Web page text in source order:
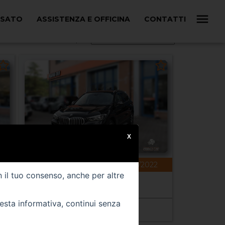
ASSISTENZA E OFFICINA CONTATTI
74248 km gasolio 06/2022
BMW X1 (F48)
Prezzo 28.000,00 €
tuo consenso, anche per altre
informativa, continui senza
X